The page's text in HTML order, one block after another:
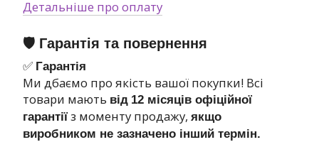
Детальніше про оплату
🛡 Гарантія та повернення
✅ Гарантія
Ми дбаємо про якість вашої покупки! Всі
товари мають від 12 місяців офіційної
гарантії з моменту продажу, якщо
виробником не зазначено інший термін.